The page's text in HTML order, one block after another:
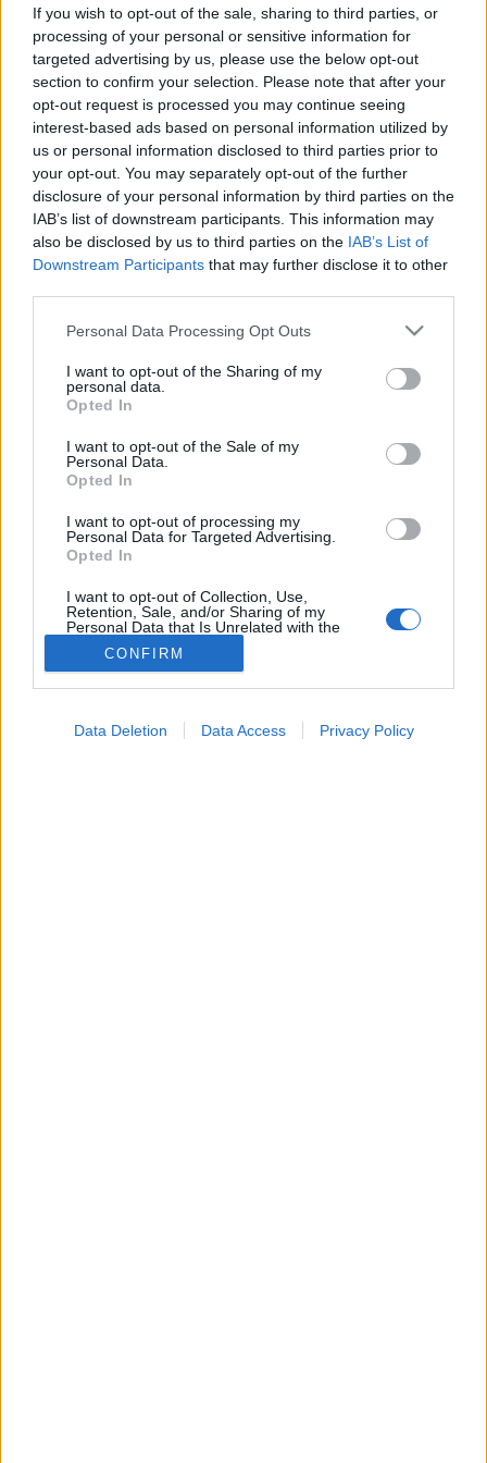
If you wish to opt-out of the sale, sharing to third parties, or
processing of your personal or sensitive information for
targeted advertising by us, please use the below opt-out
section to confirm your selection. Please note that after your
opt-out request is processed you may continue seeing
interest-based ads based on personal information utilized by
us or personal information disclosed to third parties prior to
your opt-out. You may separately opt-out of the further
disclosure of your personal information by third parties on the
IAB’s list of downstream participants. This information may
also be disclosed by us to third parties on the IAB’s List of
Downstream Participants that may further disclose it to other
Please note that this website/app uses one or more Google
not limited to your visit or usage behaviour. You may click to
grant or deny consent to Google and its third-party tags to
use your data for below specified purposes in below Google
consent section.
Personal Data Processing Opt Outs
I want to opt-out of the Sharing of my
personal data.
Opted In
I want to opt-out of the Sale of my
Personal Data.
Opted In
I want to opt-out of processing my
Personal Data for Targeted Advertising.
Opted In
I want to opt-out of Collection, Use,
Retention, Sale, and/or Sharing of my
Personal Data that Is Unrelated with the
Purposes for which it was collected.
Opted Out
CONFIRM
Data Deletion Data Access Privacy Policy
Betegségek
2024. november 20. 16:54